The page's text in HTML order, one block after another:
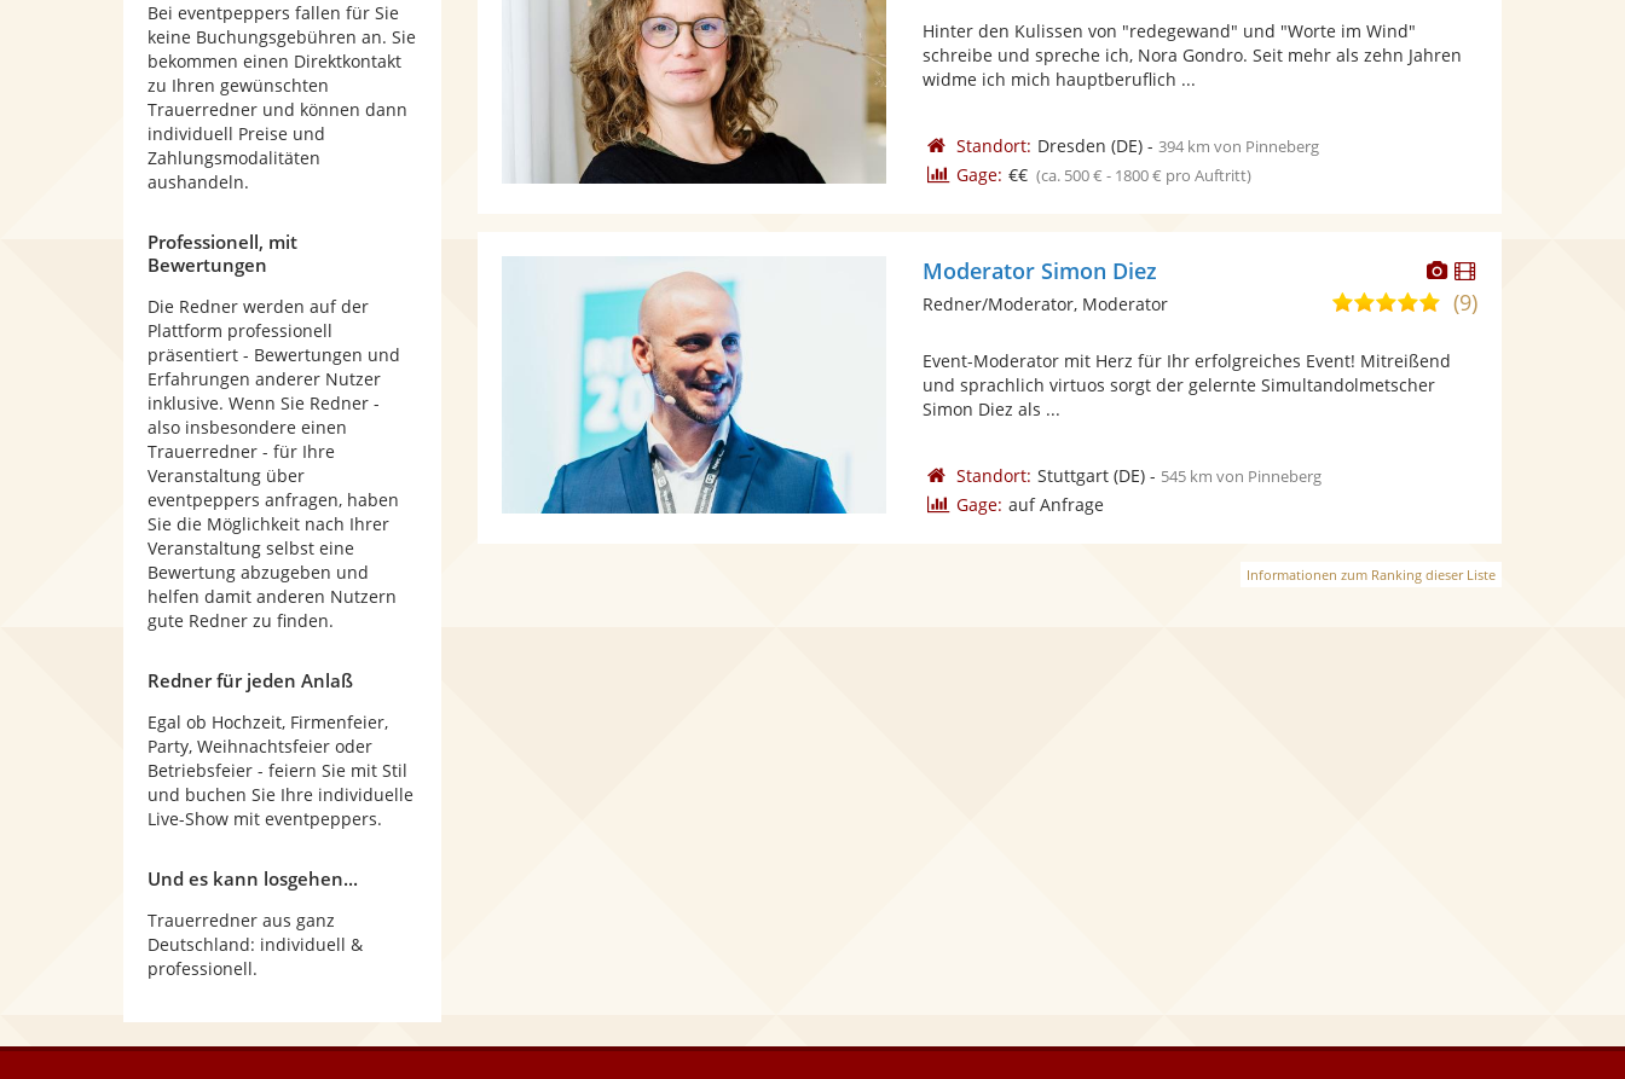
Sternen
Hinter den Kulissen von "redegewand" und "Worte im Wind"
schreibe und spreche ich, Nora Gondro. Seit mehr als zehn Jahren
widme ich mich hauptberuflich ...
Standort: Dresden (DE)- 394 km von Pinneberg
Gage: €€ (ca. 500 € - 1800 € pro Auftritt)
Dieser
Künstler
stellt
Fotos
bereit.
Dieser
Künstler
Moderator Simon Diez
4,9
5
(9)
Redner/Moderator, Moderator
Event-Moderator mit Herz für Ihr erfolgreiches Event! Mitreißend
und sprachlich virtuos sorgt der gelernte Simultandolmetscher
Simon Diez als ...
Standort: Stuttgart(DE)- 545 km von Pinneberg
Gage: auf Anfrage
Informationen zum Ranking dieser Liste
Bei eventpeppers fallen für Sie
keine Buchungsgebühren an. Sie
bekommen einen Direktkontakt
zu Ihren gewünschten
Trauerredner und können dann
individuell Preise und
Zahlungsmodalitäten
aushandeln.
Professionell, mit
Bewertungen
Die Redner werden auf der
Plattform professionell
präsentiert - Bewertungen und
Erfahrungen anderer Nutzer
inklusive. Wenn Sie Redner -
also insbesondere einen
Trauerredner - für Ihre
Veranstaltung über
eventpeppers anfragen, haben
Sie die Möglichkeit nach Ihrer
Veranstaltung selbst eine
Bewertung abzugeben und
helfen damit anderen Nutzern
gute Redner zu finden.
Redner für jeden Anlaß
Egal ob Hochzeit, Firmenfeier,
Party, Weihnachtsfeier oder
Betriebsfeier - feiern Sie mit Stil
und buchen Sie Ihre individuelle
Live-Show mit eventpeppers.
Und es kann losgehen...
Trauerredner aus ganz
Deutschland: individuell &
professionell.